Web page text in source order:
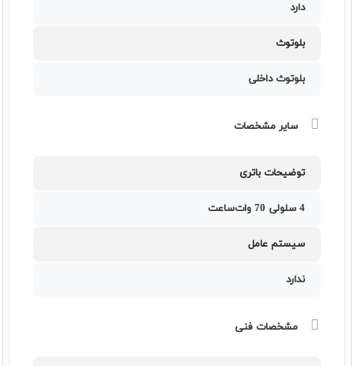
دارد
بلوتوث
بلوتوث داخلی
سایر مشخصات
توضیحات باتری
4 سلولی 70 وات‌ساعت
سیستم عامل
ندارد
مشخصات فنی